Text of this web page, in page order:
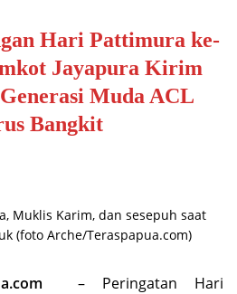
Hari Pattimura ke-
Jayapura Kirim
Generasi Muda ACL
Bangkit
Muklis Karim, dan sesepuh saat
(foto Arche/Teraspapua.com)
– Peringatan Hari